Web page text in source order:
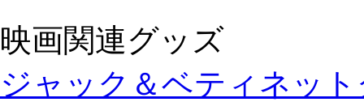
映画関連グッズ
ジャック＆ベティネッ